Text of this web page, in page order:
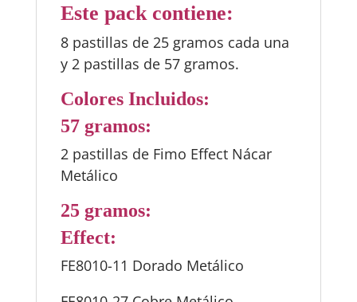
Este pack contiene:
8 pastillas de 25 gramos cada una
y 2 pastillas de 57 gramos.
Colores Incluidos:
57 gramos:
2 pastillas de Fimo Effect Nácar
Metálico
25 gramos:
Effect:
FE8010-11 Dorado Metálico